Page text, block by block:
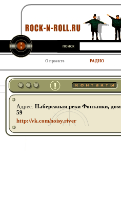
О проекте РАДИО
Адрес: Набережная реки Фонтанки, дом
59
http:// vk.com/ noisy.river